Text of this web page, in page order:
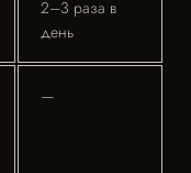
2–3 раза в
день
—